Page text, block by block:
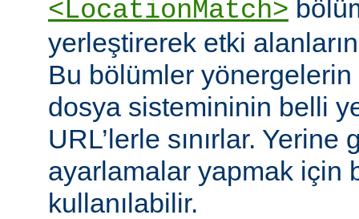
<LocationMatch>
yerleştirerek etki
Bu bölümler yönergelerin
dosya sistemininin belli
URL’lerle sınırlar.
ayarlamalar yapmak için
kullanılabilir.